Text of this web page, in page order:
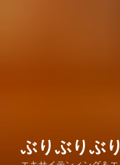
ぶりぶりぶ